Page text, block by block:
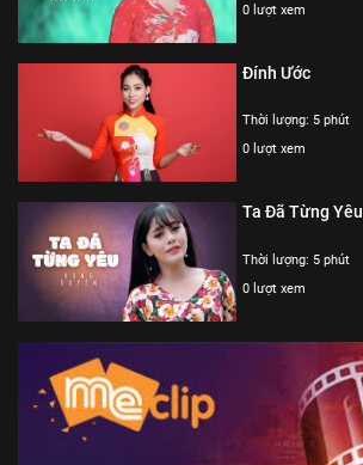
0 lượt xem
Đính Ước
Thời lượng: 5 phút
0 lượt xem
Ta Đã Từng Yêu
Thời lượng: 5 phút
0 lượt xem